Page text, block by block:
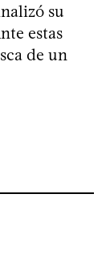
su
estas
de un